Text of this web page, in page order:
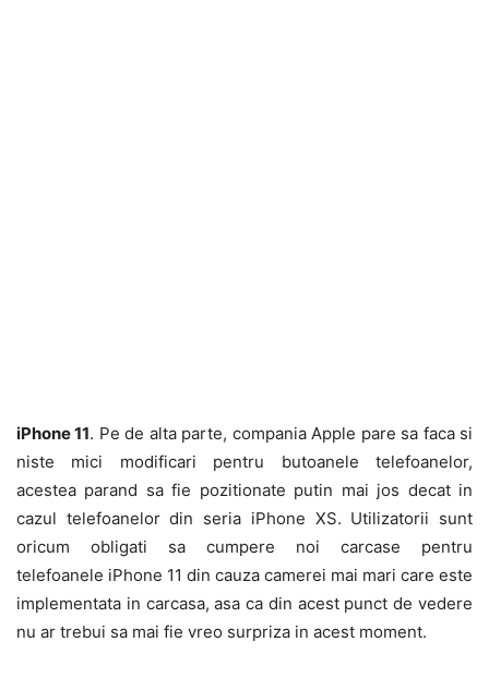
iPhone 11. Pe de alta parte, compania Apple pare sa faca si
niste mici modificari pentru butoanele telefoanelor,
acestea parand sa fie pozitionate putin mai jos decat in
cazul telefoanelor din seria iPhone XS. Utilizatorii sunt
oricum obligati sa cumpere noi carcase pentru
telefoanele iPhone 11 din cauza camerei mai mari care este
implementata in carcasa, asa ca din acest punct de vedere
nu ar trebui sa mai fie vreo surpriza in acest moment.